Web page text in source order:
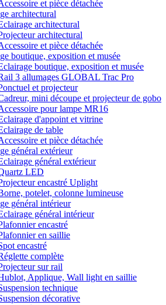
et pièce détachée
architectural
architectural
architectural
et pièce détachée
boutique, exposition et musée
boutique, exposition et musée
3 allumages GLOBAL Trac Pro
et projecteur
mini découpe et projecteur de gobo
pour lampe MR16
d'appoint et vitrine
de table
et pièce détachée
général extérieur
général extérieur
LED
encastré Uplight
potelet, colonne lumineuse
général intérieur
général intérieur
encastré
en saillie
encastré
complète
sur rail
Applique, Wall light en saillie
technique
décorative